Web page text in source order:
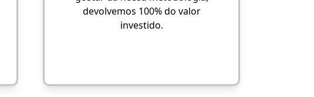
devolvemos 100% do valor
investido.